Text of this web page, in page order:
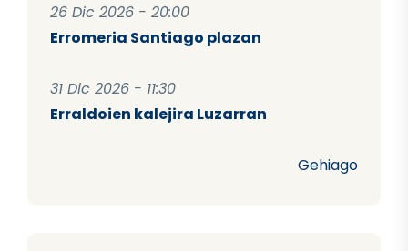
26 Dic 2026 - 20:00
Erromeria Santiago plazan
31 Dic 2026 - 11:30
Erraldoien kalejira Luzarran
Gehiago